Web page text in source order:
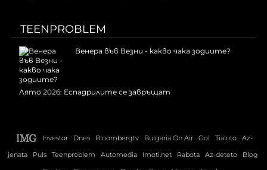
TEENPROBLEM
Венера във Везни - какво чака зодиите?
Лято 2026: Еспадрилите се завръщат
Investor Dnes Bloombergtv Bulgaria On Air Gol Tialoto
Az-
jenata
Puls Teenproblem Automedia Imoti.net Rabota Az-deteto
Blog